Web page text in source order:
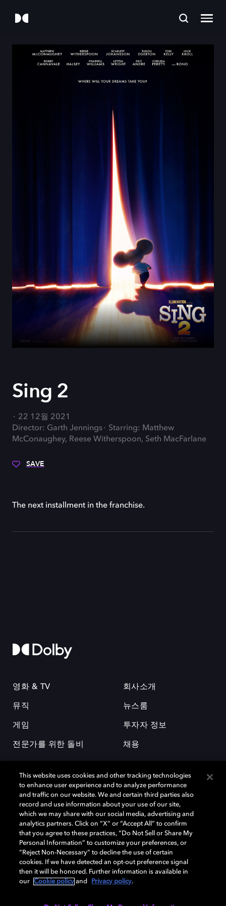
Sing 2
22 12월 2021
Director: Garth Jennings
Starring: Matthew
McConaughey, Reese Witherspoon, Seth MacFarlane
SAVE
The next installment in the franchise.
영화 & TV
뮤직
게임
전문가를 위한 돌비
회사소개
뉴스룸
투자자 정보
채용
돌비(Dolby)와 double-D 심볼은 미국 및 기타 국가 돌비래버러토리스
(Dolby Laboratories, Inc.)의 등록 및 미등록 상표이다. 그 밖에 다른 자료에
기재된 상표는 해당 상표 소유권자의 등록상표로 유지된다. © 2025 Dolby
Laboratories, Inc. All rights reserved.
Cookie Manager 개인정보 정책 책임 공시 정책
This website uses cookies and other tracking technologies
to enhance user experience and to analyze performance
and traffic on our website. We and certain third parties also
record and use information about your use of our site,
which we may share with our social media, advertising and
analytics partners. Click on “X” or “Accept All” to confirm
that you agree to these practices, “Do Not Sell or Share My
Personal Information” to customize your preferences, or
“Reject Non-Necessary” to decline the use of certain
cookies. If we have detected an opt-out preference signal
then it will be honored. Further information is available in
our
Cookie policy and Privacy policy.